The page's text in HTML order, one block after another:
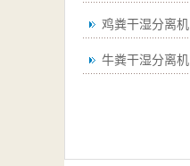
鸡粪干湿分离机
牛粪干湿分离机